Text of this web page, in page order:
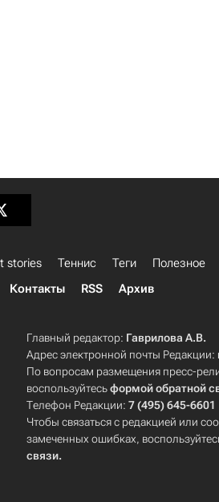
stories Теннис Теги
Полезное
Контакты RSS Архив
Главный редактор: Гаврилова А.В.
Адрес электронной почты Редакции:
По вопросам размещения пресс-
воспользуйтесьформой обратной
Телефон Редакции:7 (495) 645-6601
Чтобы связаться с редакцией или
замеченных ошибках,
связи.